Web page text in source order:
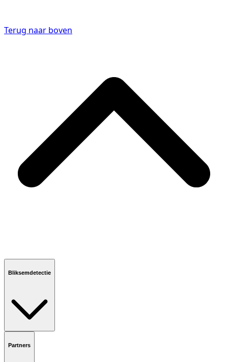
Terug naar boven
Bliksemdetectie
Partners